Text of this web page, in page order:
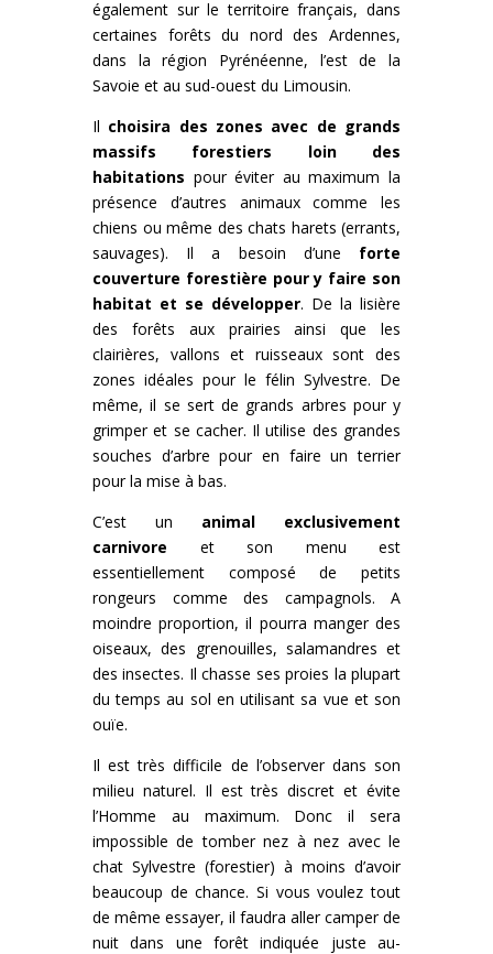
également sur le territoire français, dans
certaines forêts du nord des Ardennes,
dans la région Pyrénéenne, l’est de la
Savoie et au sud-ouest du Limousin.
Il choisira des zones avec de grands
massifs forestiers loin des
habitations pour éviter au maximum la
présence d’autres animaux comme les
chiens ou même des chats harets (errants,
sauvages). Il a besoin d’une forte
couverture forestière pour y faire son
habitat et se développer. De la lisière
des forêts aux prairies ainsi que les
clairières, vallons et ruisseaux sont des
zones idéales pour le félin Sylvestre. De
même, il se sert de grands arbres pour y
grimper et se cacher. Il utilise des grandes
souches d’arbre pour en faire un terrier
pour la mise à bas.
C’est un animal exclusivement
carnivore et son menu est
essentiellement composé de petits
rongeurs comme des campagnols. A
moindre proportion, il pourra manger des
oiseaux, des grenouilles, salamandres et
des insectes. Il chasse ses proies la plupart
du temps au sol en utilisant sa vue et son
ouïe.
Il est très difficile de l’observer dans son
milieu naturel. Il est très discret et évite
l’Homme au maximum. Donc il sera
impossible de tomber nez à nez avec le
chat Sylvestre (forestier) à moins d’avoir
beaucoup de chance. Si vous voulez tout
de même essayer, il faudra aller camper de
nuit dans une forêt indiquée juste au-